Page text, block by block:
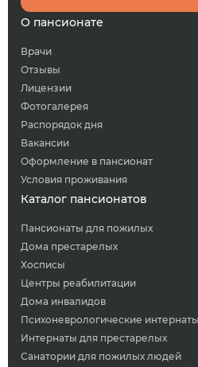
О пансионате
Врачи
Отзывы
Лицензии
Фотогалерея
Распорядок дня
Вакансии
Оформление в пансионат
Условия проживания
Каталог пансионатов
Пансионаты для пожилых
Дома престарелых
Хосписы
Центры реабилитации
Дома инвалидов
Психоневрологические интернаты
Интернаты для престарелых
Санатории для пожилых людей